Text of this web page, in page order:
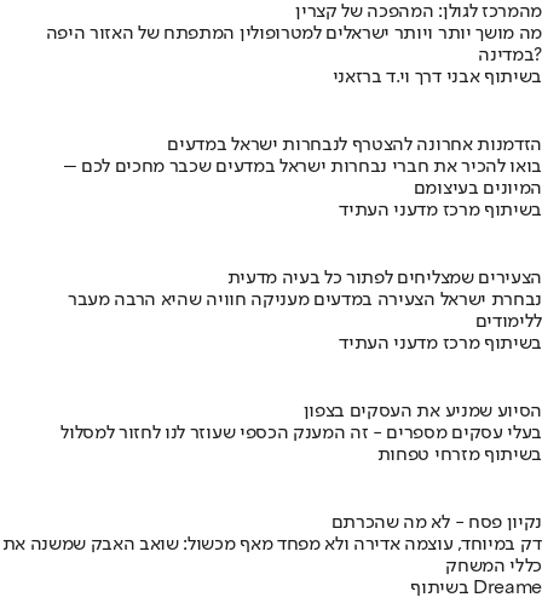
מהמרכז לגולן: המהפכה של קצרין
מה מושך יותר ויותר ישראלים למטרופולין המתפתח של האזור היפה
במדינה?
בשיתוף אבני דרך וי.ד ברזאני
הזדמנות אחרונה להצטרף לנבחרות ישראל במדעים
בואו להכיר את חברי נבחרות ישראל במדעים שכבר מחכים לכם –
המיונים בעיצומם
בשיתוף מרכז מדעני העתיד
הצעירים שמצליחים לפתור כל בעיה מדעית
נבחרת ישראל הצעירה במדעים מעניקה חוויה שהיא הרבה מעבר
ללימודים
בשיתוף מרכז מדעני העתיד
הסיוע שמניע את העסקים בצפון
בעלי עסקים מספרים - זה המענק הכספי שעוזר לנו לחזור למסלול
בשיתוף מזרחי טפחות
נקיון פסח - לא מה שהכרתם
דק במיוחד, עוצמה אדירה ולא מפחד מאף מכשול: שואב האבק שמשנה את
כללי המשחק
בשיתוף Dreame